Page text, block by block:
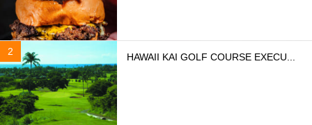
HAWAII KAI GOLF COURSE EXECU...